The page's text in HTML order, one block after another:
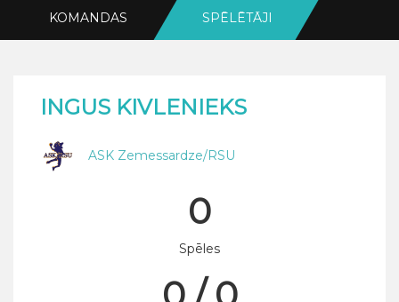
KOMANDAS SPĒLĒTĀJI
INGUS KIVLENIEKS
ASK Zemessardze/RSU
0
Spēles